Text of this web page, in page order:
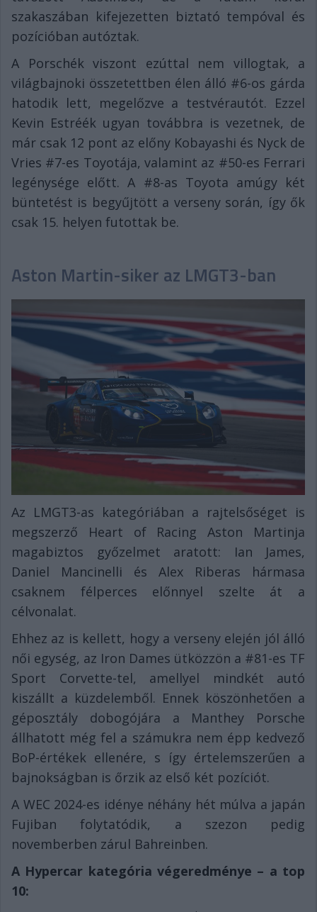
szakaszában kifejezetten biztató tempóval és
pozícióban autóztak.
A Porschék viszont ezúttal nem villogtak, a
világbajnoki összetettben élen álló #6-os gárda
hatodik lett, megelőzve a testvérautót. Ezzel
Kevin Estréék ugyan továbbra is vezetnek, de
már csak 12 pont az előny Kobayashi és Nyck de
Vries #7-es Toyotája, valamint az #50-es Ferrari
legénysége előtt. A #8-as Toyota amúgy két
büntetést is begyűjtött a verseny során, így ők
csak 15. helyen futottak be.
Aston Martin-siker az LMGT3-ban
Az LMGT3-as kategóriában a rajtelsőséget is
megszerző Heart of Racing Aston Martinja
magabiztos győzelmet aratott: Ian James,
Daniel Mancinelli és Alex Riberas hármasa
csaknem félperces előnnyel szelte át a
célvonalat.
Ehhez az is kellett, hogy a verseny elején jól álló
női egység, az Iron Dames ütközzön a #81-es TF
Sport Corvette-tel, amellyel mindkét autó
kiszállt a küzdelemből. Ennek köszönhetően a
géposztály dobogójára a Manthey Porsche
állhatott még fel a számukra nem épp kedvező
BoP-értékek ellenére, s így értelemszerűen a
bajnokságban is őrzik az első két pozíciót.
A WEC 2024-es idénye néhány hét múlva a japán
Fujiban folytatódik, a szezon pedig
novemberben zárul Bahreinben.
A Hypercar kategória végeredménye – a top
10: